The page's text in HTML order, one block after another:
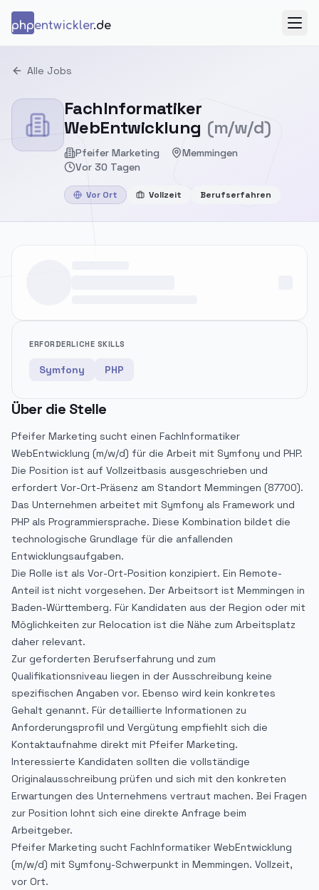
phpentwickler.de
Alle Jobs
FachInformatiker
WebEntwicklung (m/w/d)
Pfeifer Marketing
Memmingen
Vor 30 Tagen
Vor Ort Vollzeit Berufserfahren
ERFORDERLICHE SKILLS
Symfony PHP
Über die Stelle
Pfeifer Marketing sucht einen FachInformatiker
WebEntwicklung (m/w/d) für die Arbeit mit Symfony und PHP.
Die Position ist auf Vollzeitbasis ausgeschrieben und
erfordert Vor-Ort-Präsenz am Standort Memmingen (87700).
Das Unternehmen arbeitet mit Symfony als Framework und
PHP als Programmiersprache. Diese Kombination bildet die
technologische Grundlage für die anfallenden
Entwicklungsaufgaben.
Die Rolle ist als Vor-Ort-Position konzipiert. Ein Remote-
Anteil ist nicht vorgesehen. Der Arbeitsort ist Memmingen in
Baden-Württemberg. Für Kandidaten aus der Region oder mit
Möglichkeiten zur Relocation ist die Nähe zum Arbeitsplatz
daher relevant.
Zur geforderten Berufserfahrung und zum
Qualifikationsniveau liegen in der Ausschreibung keine
spezifischen Angaben vor. Ebenso wird kein konkretes
Gehalt genannt. Für detaillierte Informationen zu
Anforderungsprofil und Vergütung empfiehlt sich die
Kontaktaufnahme direkt mit Pfeifer Marketing.
Interessierte Kandidaten sollten die vollständige
Originalausschreibung prüfen und sich mit den konkreten
Erwartungen des Unternehmens vertraut machen. Bei Fragen
zur Position lohnt sich eine direkte Anfrage beim
Arbeitgeber.
Pfeifer Marketing sucht FachInformatiker WebEntwicklung
(m/w/d) mit Symfony-Schwerpunkt in Memmingen. Vollzeit,
vor Ort.